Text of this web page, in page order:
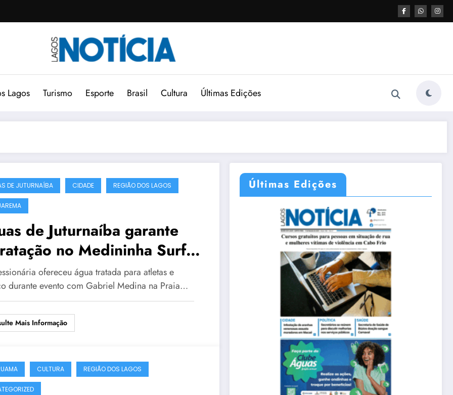
Lagos Turismo Esporte Brasil Cultura Últimas Edições
DE JUTURNAÍBA CIDADE REGIÃO DOS LAGOS
de Juturnaíba garante
no Medininha Surf
durante a WSL em
ofereceu água tratada para atletas e
durante evento com Gabriel Medina na Praia…
Mais Informação
CULTURA REGIÃO DOS LAGOS
Últimas Edições